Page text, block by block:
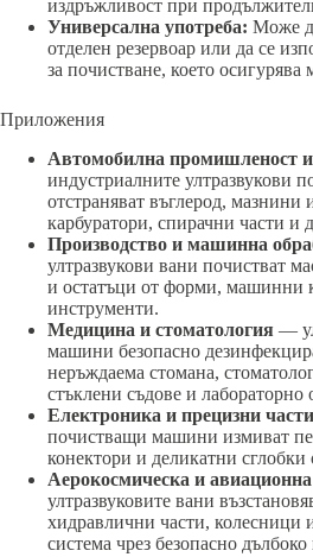
издръжливост при
Универсална употреба: Може
отделен резервоар или да се
за почистване, което
Приложения
Автомобилна промишленост
индустриалните ултразвукови
отстраняват въглерод,
карбуратори, спирачни части и
Производство и машинна
ултразвукови вани почистват
и остатъци от форми, машинни
инструменти.
Медицина и стоматология —
машини безопасно
неръждаема стомана,
стъклени съдове и лабораторно
Електроника и прецизни части
почистващи машини измиват
конектори и деликатни сглобки
Аерокосмическа и
ултразвуковите вани
хидравлични части, колесници
система чрез безопасно